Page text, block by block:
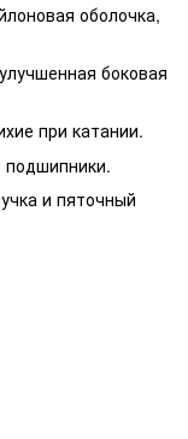
оболочка,
боковая
при катании.
и пяточный